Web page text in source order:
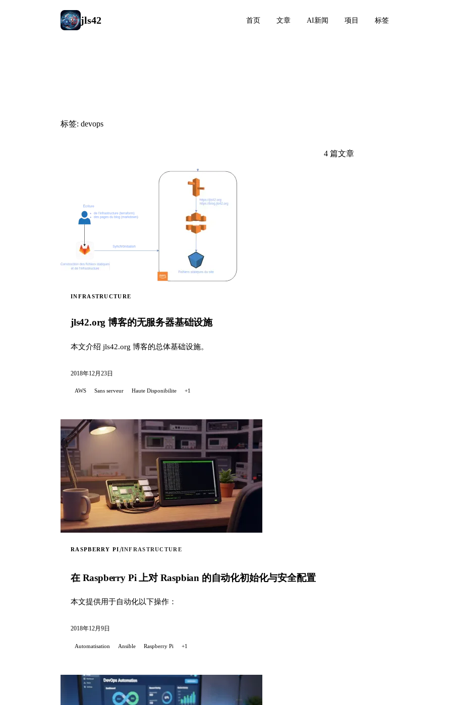
jls42 首页 文章 AI新闻 项目 标签
标签: devops
4 篇文章
INFRASTRUCTURE
jls42.org 博客的无服务器基础设施
本文介绍 jls42.org 博客的总体基础设施。
2018年12月23日
AWS Sans serveur Haute Disponibilite +1
RASPBERRY PI/INFRASTRUCTURE
在 Raspberry Pi 上对 Raspbian 的自动化初始化与安全配置
本文提供用于自动化以下操作：
2018年12月9日
Automatisation Ansible Raspberry Pi +1